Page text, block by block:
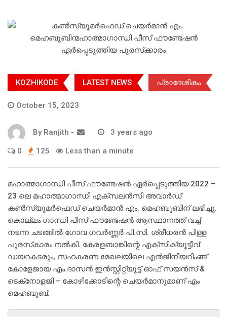
KOZHIKODE LATEST NEWS പ്രാദേശികം
October 15, 2023
By Ranjith - 3 years ago
0 125 Less than a minute
മഹാത്മാഗാന്ധി പീസ് ഫൗണ്ടേഷന്‍ ഏര്‍പ്പെടുത്തിയ 2022 –
23 ലെ മഹാത്മാഗാന്ധി എക്‌സലന്‍സി അവാര്‍ഡ്
കണ്‍സ്യൂമര്‍ഫെഡ് ചെയര്‍മാന്‍ എം. മെഹബൂബിന് ലഭിച്ചു.
കൊല്ലം ഗാന്ധി പീസ് ഫൗണ്ടേഷന്‍ ആസ്ഥാനത്ത് വച്ച്
നടന്ന ചടങ്ങില്‍ ഗോവ ഗവര്‍ണ്ണര്‍ പി.സി. ശ്രീധരന്‍ പിള്ള
പുരസ്‌കാരം നല്‍കി. കേരളബാങ്കിന്റെ എക്‌സിക്യൂട്ടീവ്
ഡയറകടരും, സഹകരണ മേഖലയിലെ എന്‍ജിനീയറിംങ്ങ്
കോളേജായ എം.ദാസന്‍ ഇന്‍സ്റ്റിറ്റ്യൂട്ട് ഓഫ് സയന്‍സ് &
ടെക്‌നോളജി – കോഴിക്കോടിന്റെ ചെയര്‍മാനുമാണ് എം
മെഹബൂബ്.